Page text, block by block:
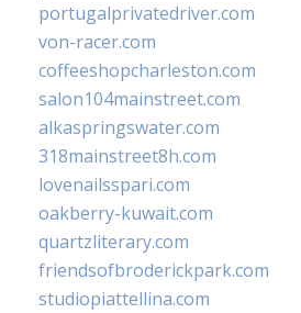
portugalprivatedriver.com
von-racer.com
coffeeshopcharleston.com
salon104mainstreet.com
alkaspringswater.com
318mainstreet8h.com
lovenailsspari.com
oakberry-kuwait.com
quartzliterary.com
friendsofbroderickpark.com
studiopiattellina.com